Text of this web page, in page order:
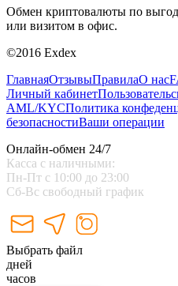
Обмен криптовалюты по
или визитом в офис.
©2016 Exdex
ГлавнаяОтзывыПравилаО нас
Личный кабинет
AML/KYCПолитика
безопасностиВаши операции
Онлайн-обмен 24/7
Касса с наличными:
Пн-Пт с 10:00 до 23:00
Сб-Вс свободный график
Выбрать файл
дней
часов